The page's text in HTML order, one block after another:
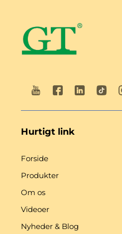
Hurtigt link
Forside
Produkter
Om os
Videoer
Nyheder & Blog